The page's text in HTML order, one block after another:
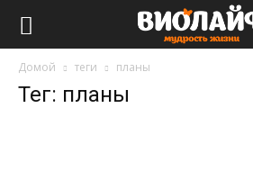
Домой теги планы
Тег: планы